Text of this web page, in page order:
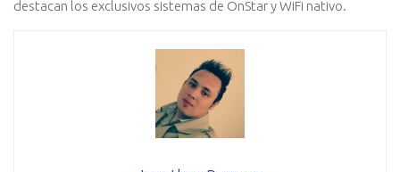
destacan los exclusivos sistemas de OnStar y WiFi nativo.